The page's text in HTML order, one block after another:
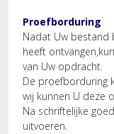
Proefborduring
Nadat Uw bestand
heeft
van Uw opdracht.
De proefborduring
wij kunnen U deze
Na schriftelijke
uitvoeren.